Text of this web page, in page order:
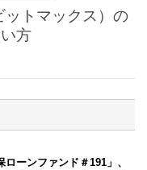
トマックス）の
方
ーンファンド＃191」、